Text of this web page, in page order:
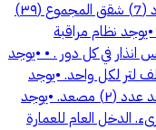
من عدد (١٢) شقة •الدور الرابع يتكون من عدد (7) شقق المجموع (٣٩)
نظام مراقبة
انذار في كل دور . • •يوجد
خزانات ماء تحت الارض بسعة ١٥٠٠٠ الف لتر لكل واحد. •يوجد
(٨) خزانات علوية سعة كل واحد ٢٠٠٠ لتر . •يوجد عدد (٢) مصعد. •يوجد